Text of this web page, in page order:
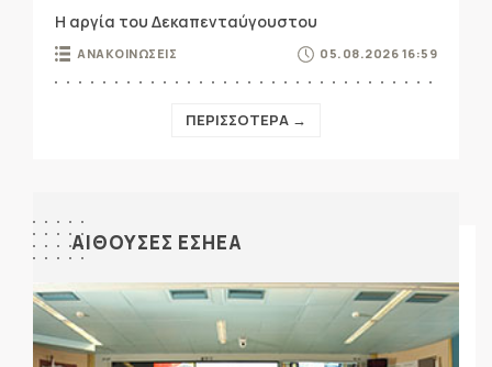
Η αργία του Δεκαπενταύγουστου
ΑΝΑΚΟΙΝΩΣΕΙΣ 05.08.2026 16:59
ΠΕΡΙΣΣΟΤΕΡΑ →
ΑΙΘΟΥΣΕΣ ΕΣΗΕΑ